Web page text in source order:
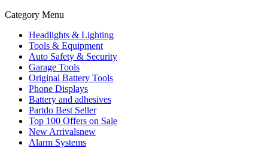
Category Menu
Headlights & Lighting
Tools & Equipment
Auto Safety & Security
Garage Tools
Original Battery Tools
Phone Displays
Battery and adhesives
Partdo Best Seller
Top 100 Offers on Sale
New Arrivalsnew
Alarm Systems